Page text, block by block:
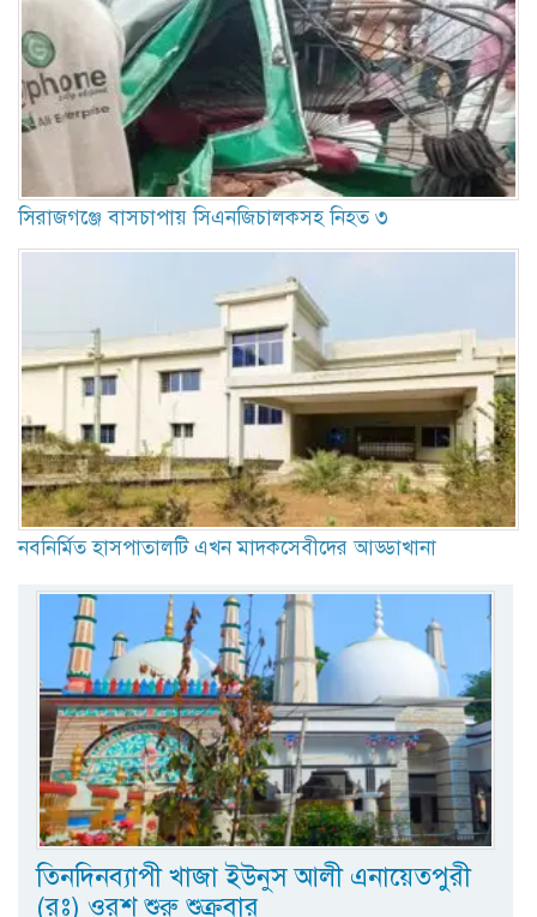
সিরাজগঞ্জে বাসচাপায় সিএনজিচালকসহ নিহত ৩
নবনির্মিত হাসপাতালটি এখন মাদকসেবীদের আড্ডাখানা
তিনদিনব্যাপী খাজা ইউনুস আলী এনায়েতপুরী
(রঃ) ওরশ শুরু শুক্রবার